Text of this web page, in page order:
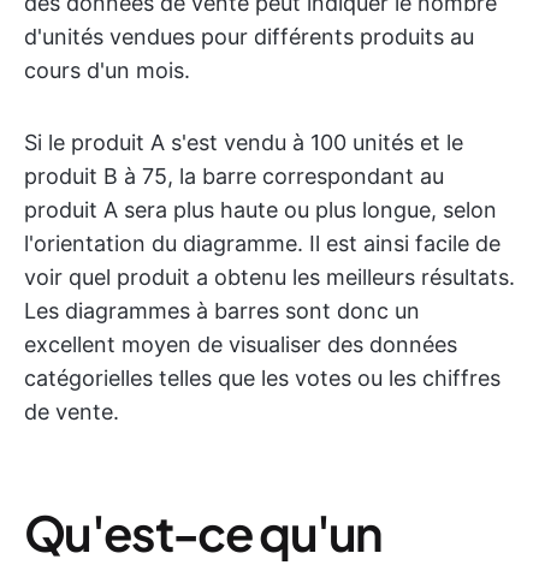
d'unités vendues pour différents produits au
cours d'un mois.
Si le produit A s'est vendu à 100 unités et le
produit B à 75, la barre correspondant au
produit A sera plus haute ou plus longue, selon
l'orientation du diagramme. Il est ainsi facile de
voir quel produit a obtenu les meilleurs résultats.
Les diagrammes à barres sont donc un
excellent moyen de visualiser des données
catégorielles telles que les votes ou les chiffres
de vente.
Qu'est-ce qu'un